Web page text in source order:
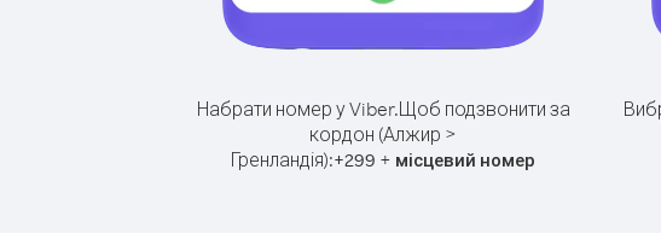
Набрати номер у Viber.Щоб подзвонити за
кордон (Алжир >
Гренландія):+299 + місцевий номер